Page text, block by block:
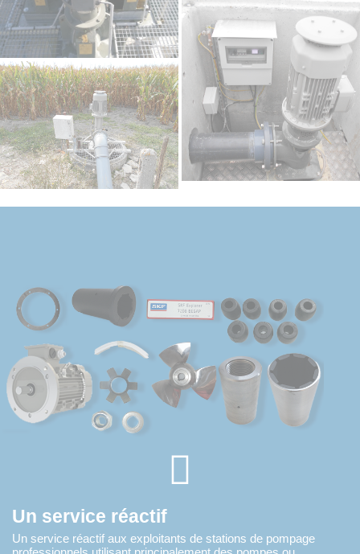
Un service réactif
Un service réactif aux exploitants de stations de pompage